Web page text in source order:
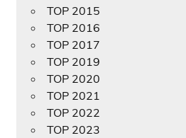
TOP 2015
TOP 2016
TOP 2017
TOP 2019
TOP 2020
TOP 2021
TOP 2022
TOP 2023